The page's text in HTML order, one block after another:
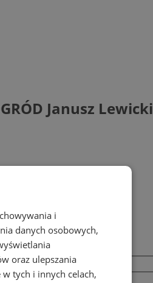
Janusz Lewicki
i
danych osobowych,
oraz ulepszania
tych i innych celach,